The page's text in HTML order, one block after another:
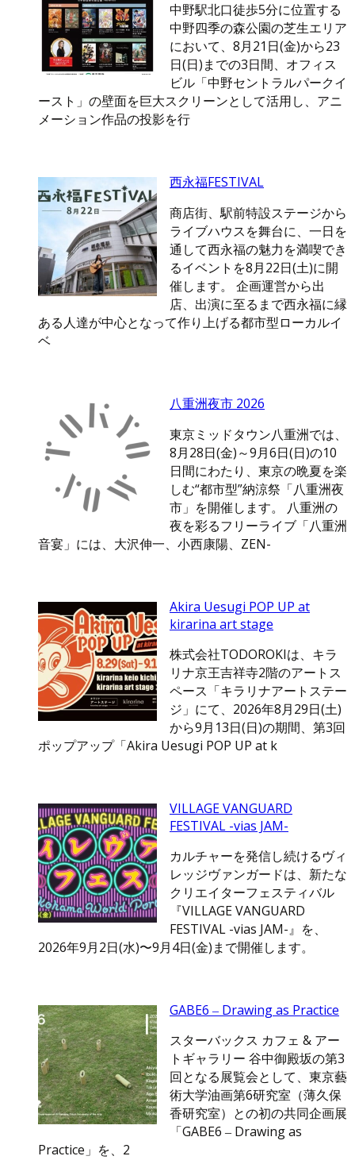
中野駅北口徒歩5分に位置する
中野四季の森公園の芝生エリア
において、8月21日(金)から23
日(日)までの3日間、オフィス
ビル「中野セントラルパークイ
ースト」の壁面を巨大スクリーンとして活用し、アニ
メーション作品の投影を行
西永福FESTIVAL
商店街、駅前特設ステージから
ライブハウスを舞台に、一日を
通して西永福の魅力を満喫でき
るイベントを8月22日(土)に開
催します。 企画運営から出
店、出演に至るまで西永福に縁
ある人達が中心となって作り上げる都市型ローカルイ
ベ
八重洲夜市 2026
東京ミッドタウン八重洲では、
8月28日(金)～9月6日(日)の10
日間にわたり、東京の晩夏を楽
しむ“都市型”納涼祭「八重洲夜
市」を開催します。 八重洲の
夜を彩るフリーライブ「八重洲
音宴」には、大沢伸一、小西康陽、ZEN-
Akira Uesugi POP UP at
kirarina art stage
株式会社TODOROKIは、キラ
リナ京王吉祥寺2階のアートス
ペース「キラリナアートステー
ジ」にて、2026年8月29日(土)
から9月13日(日)の期間、第3回
ポップアップ「Akira Uesugi POP UP at k
VILLAGE VANGUARD
FESTIVAL -vias JAM-
カルチャーを発信し続けるヴィ
レッジヴァンガードは、新たな
クリエイターフェスティバル
『VILLAGE VANGUARD
FESTIVAL -vias JAM-』を、
2026年9月2日(水)〜9月4日(金)まで開催します。
GABE6 ‒ Drawing as Practice
スターバックス カフェ & アー
トギャラリー 谷中御殿坂の第3
回となる展覧会として、東京藝
術大学油画第6研究室（薄久保
香研究室）との初の共同企画展
「GABE6 ‒ Drawing as
Practice」を、2